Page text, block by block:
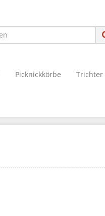
Picknickkörbe Trichter